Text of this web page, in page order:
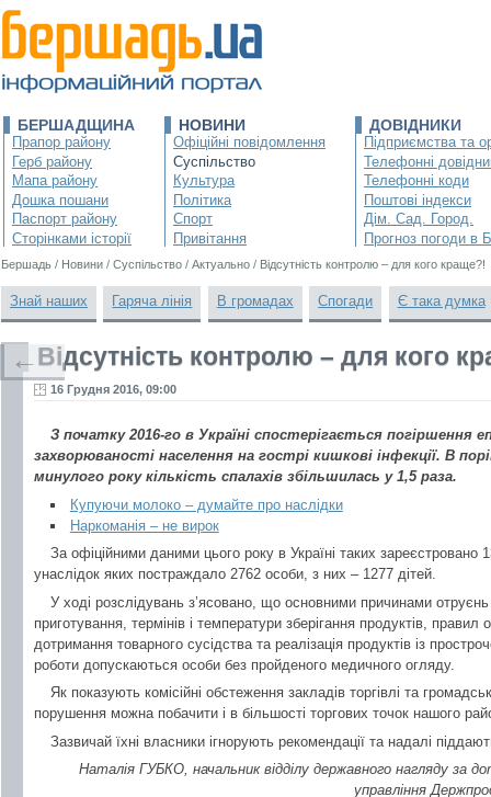
БЕРШАДЩИНА
Прапор району
Герб району
Мапа району
Дошка пошани
Паспорт району
Сторінками історії
НОВИНИ
Офіційні повідомлення
Суспільство
Культура
Політика
Спорт
Привітання
ДОВІДНИКИ
Підприємства та
Телефонні
Телефонні коди
Поштові індекси
Дім. Сад. Город.
Прогноз погоди в
Бершадь / Новини / Суспільство / Актуально / Відсутність контролю – для кого краще?!
Знай наших Гаряча лінія В громадах Спогади Є така думка
Відсутність контролю – для кого
16 Грудня 2016, 09:00
З початку 2016-го в Україні спостерігається погіршення
захворюваності населення на гострі кишкові інфекції. В
минулого року кількість спалахів збільшилась у 1,5 раза.
Купуючи молоко – думайте про наслідки
Наркоманія – не вирок
За офіційними даними цього року в Україні таких зареєстровано
унаслідок яких постраждало 2762 особи, з них – 1277 дітей.
У ході розслідувань з’ясовано, що основними причинами
приготування, термінів і температури зберігання продуктів, правил
дотримання товарного сусідства та реалізація продуктів із
роботи допускаються особи без пройденого медичного огляду.
Як показують комісійні обстеження закладів торгівлі та
порушення можна побачити і в більшості торгових точок нашого
Зазвичай їхні власники ігнорують рекомендації та надалі
Наталія ГУБКО, начальник відділу державного нагляду за
управління
←